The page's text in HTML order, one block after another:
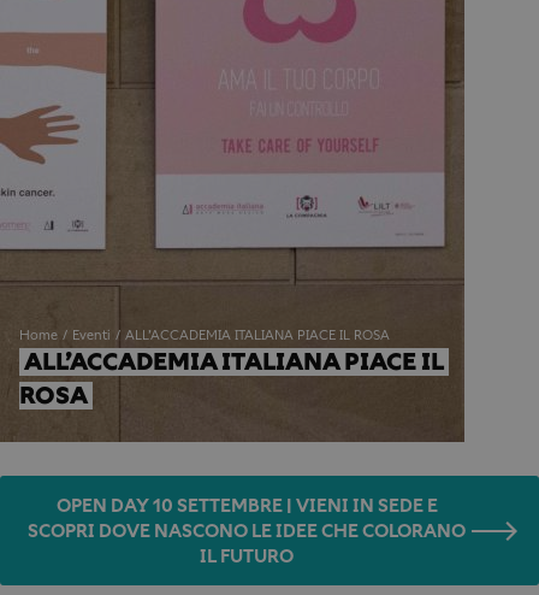
Home Eventi ALL’ACCADEMIA ITALIANA PIACE IL ROSA
ALL’ACCADEMIA ITALIANA PIACE IL
ROSA
OPEN DAY 10 SETTEMBRE | VIENI IN SEDE E
SCOPRI DOVE NASCONO LE IDEE CHE COLORANO
IL FUTURO